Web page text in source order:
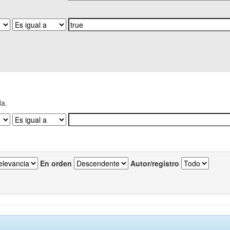
En orden Autor/registro